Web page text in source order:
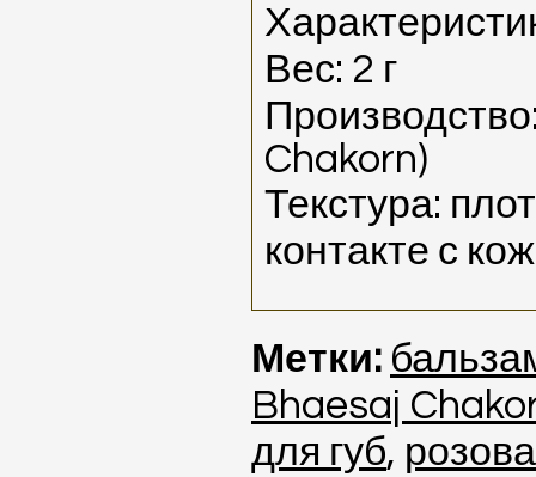
Вес: 2 г
Chakorn)
Текстура:
контакте с
Метки:
Bhaesaj
для губ,